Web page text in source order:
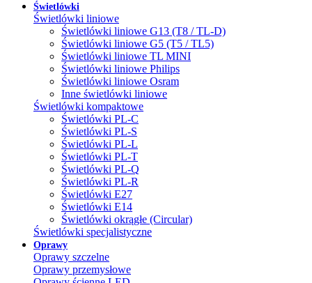
Świetlówki
Świetlówki liniowe
Świetlówki liniowe G13 (T8 / TL-D)
Świetlówki liniowe G5 (T5 / TL5)
Świetlówki liniowe TL MINI
Świetlówki liniowe Philips
Świetlówki liniowe Osram
Inne świetlówki liniowe
Świetlówki kompaktowe
Świetlówki PL-C
Świetlówki PL-S
Świetlówki PL-L
Świetlówki PL-T
Świetlówki PL-Q
Świetlówki PL-R
Świetlówki E27
Świetlówki E14
Świetlówki okrągłe (Circular)
Świetlówki specjalistyczne
Oprawy
Oprawy szczelne
Oprawy przemysłowe